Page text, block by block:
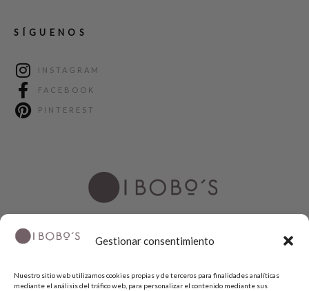
Gestionar consentimiento
Nuestro sitio web utilizamos cookies propias y de terceros para finalidades analíticas
mediante el análisis del tráfico web, para personalizar el contenido mediante sus
SÍGUENOS
INSTAGRAM
FACEBOOK
PINTEREST
COPYRIGHT © 2026 QUIERO UNAS BOBO'S.